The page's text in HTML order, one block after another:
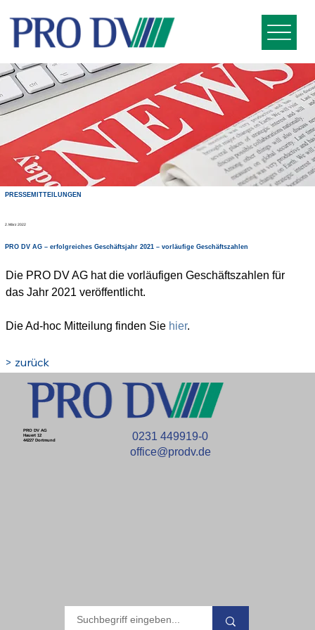
PRESSEMITTEILUNGEN
2. März 2022
PRO DV AG – erfolgreiches Geschäftsjahr 2021 – vorläufige Geschäftszahlen
Die PRO DV AG hat die vorläufigen Geschäftszahlen für
das Jahr 2021 veröffentlicht.
Die Ad-hoc Mitteilung finden Sie hier.
> zurück
PRO DV AG
Hauert 12
44227 Dortmund
0231 449919-0
office@prodv.de